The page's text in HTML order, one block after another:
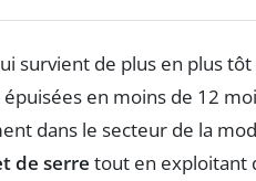
survient de plus en plus
en moins de 12
dans le secteur de la
de serre tout en exploitant